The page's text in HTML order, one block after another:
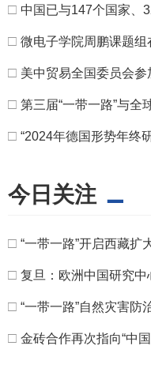
□ 中国已与147个国家、
□ 微电子学院周鹏课题
□ 美中贸易全国委员会
□ 第三届“一带一路”与
□ “2024年德国形势年终
今日关注
□ “一带一路”开启西藏扩
□ 复旦：欧洲中国研究
□ “一带一路”自然灾害防
□ 金砖合作再次指向“中